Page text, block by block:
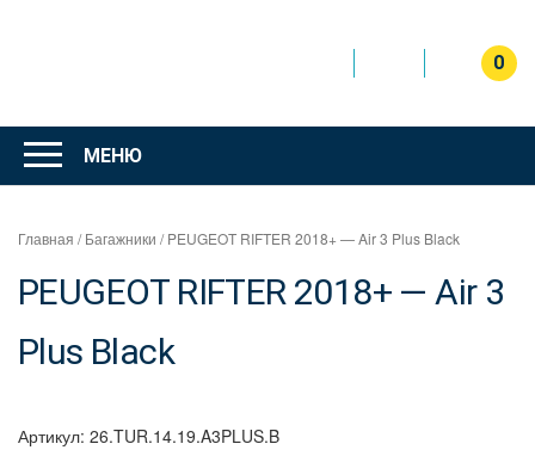
Интернет
магазин
"Can Auto"
0
МЕНЮ
Главная /Багажники / PEUGEOT RIFTER 2018+ — Air 3 Plus Black
PEUGEOT RIFTER 2018+ — Air 3
Plus Black
Артикул: 26.TUR.14.19.A3PLUS.B